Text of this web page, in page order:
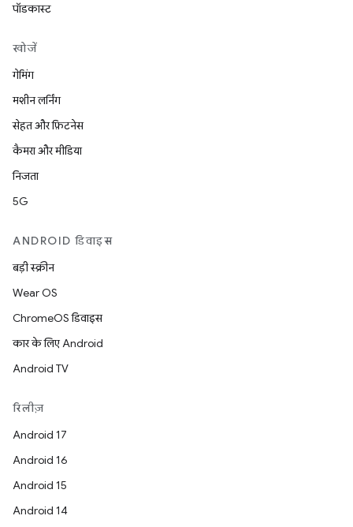
पॉडकास्ट
खोजें
गेमिंग
मशीन लर्निंग
सेहत और फ़िटनेस
कैमरा और मीडिया
निजता
5G
ANDROID डिवाइस
बड़ी स्क्रीन
Wear OS
ChromeOS डिवाइस
कार के लिए Android
Android TV
रिलीज़
Android 17
Android 16
Android 15
Android 14